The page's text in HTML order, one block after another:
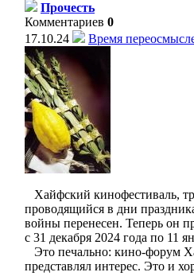
Прочесть
Комментариев 0
17.10.24
Время
Хайфский кинофестиваль,
проводящийся в дни
войны перенесен. Теперь он
с 31 декабря 2024 года по 11
Это печально: кино-форум
представлял интерес. Это и